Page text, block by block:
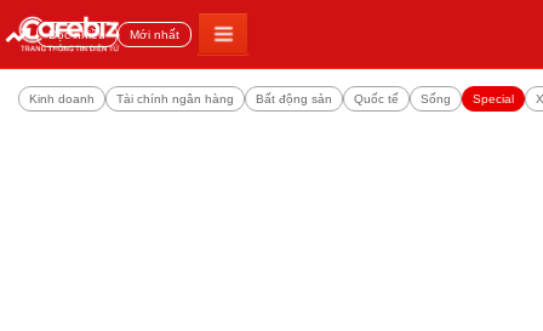
Đọc nhiều Mới nhất
Kinh doanh Tài chính ngân hàng Bất động sản Quốc tế Sống Special